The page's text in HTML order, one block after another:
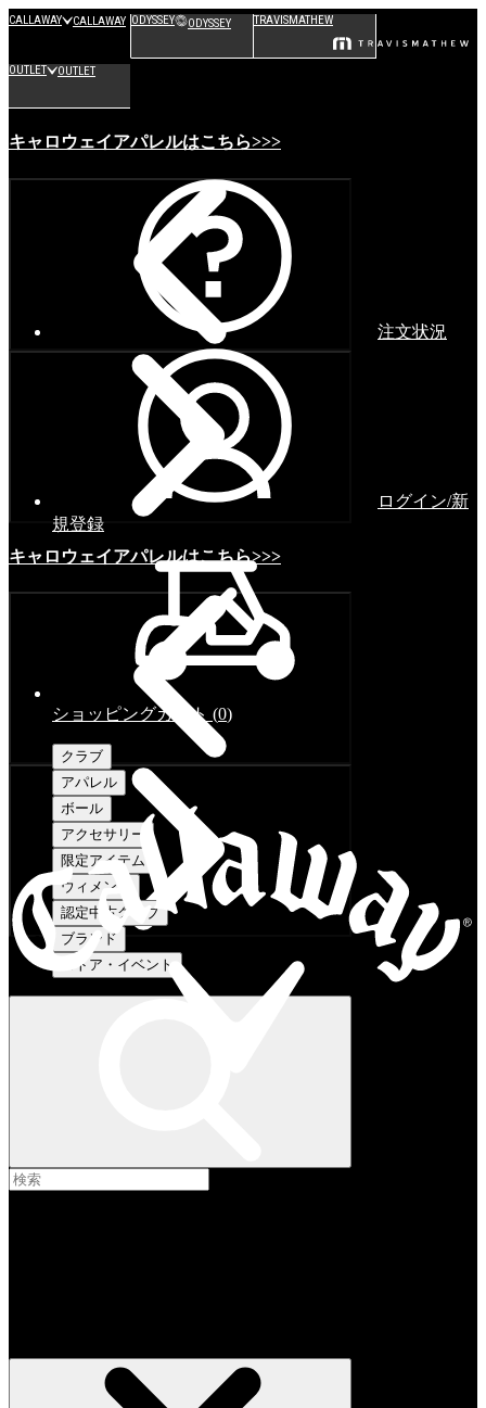
CALLAWAY CALLAWAY ODYSSEY ODYSSEY TRAVISMATHEW
OUTLET OUTLET
キャロウェイアパレルはこちら>>>
キャロウェイアパレルはこちら>>>
注文状況
ログイン/新
規登録
ショッピングカート (0)
クラブ
アパレル
ボール
アクセサリー
限定アイテム
ウィメンズ
認定中古クラブ
ブランド
ストア・イベント